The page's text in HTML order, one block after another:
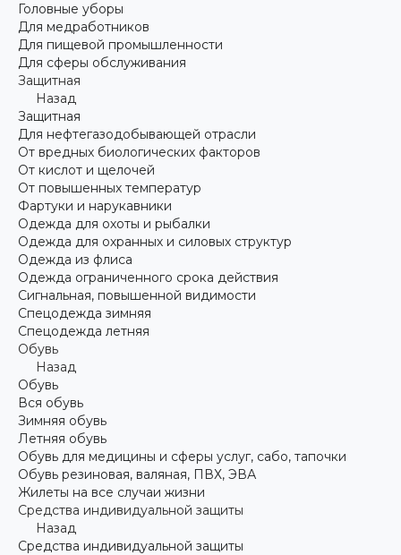
Головные уборы
Для медработников
Для пищевой промышленности
Для сферы обслуживания
Защитная
Назад
Защитная
Для нефтегазодобывающей отрасли
От вредных биологических факторов
От кислот и щелочей
От повышенных температур
Фартуки и нарукавники
Одежда для охоты и рыбалки
Одежда для охранных и силовых структур
Одежда из флиса
Одежда ограниченного срока действия
Сигнальная, повышенной видимости
Спецодежда зимняя
Спецодежда летняя
Обувь
Назад
Обувь
Вся обувь
Зимняя обувь
Летняя обувь
Обувь для медицины и сферы услуг, сабо, тапочки
Обувь резиновая, валяная, ПВХ, ЭВА
Жилеты на все случаи жизни
Средства индивидуальной защиты
Назад
Средства индивидуальной защиты